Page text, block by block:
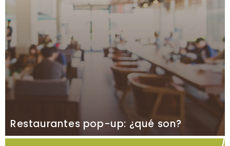
Restaurantes pop-up: ¿qué son?